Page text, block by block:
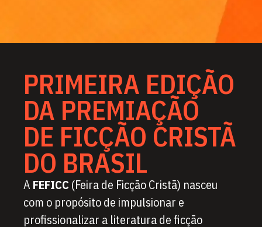
PRIMEIRA EDIÇÃO
DA PREMIAÇÃO
DE FICÇÃO CRISTÃ
DO BRASIL
A FEFICC (Feira de Ficção Cristã) nasceu
com o propósito de impulsionar e
profissionalizar a literatura de ficção